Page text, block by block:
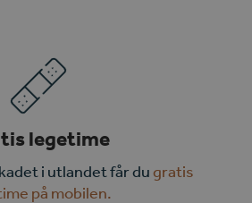
legetime
i utlandet får dugratis
på mobilen.